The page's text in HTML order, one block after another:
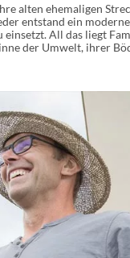
alten ehemaligen
entstand ein
All das liegt
der Umwelt, ihrer